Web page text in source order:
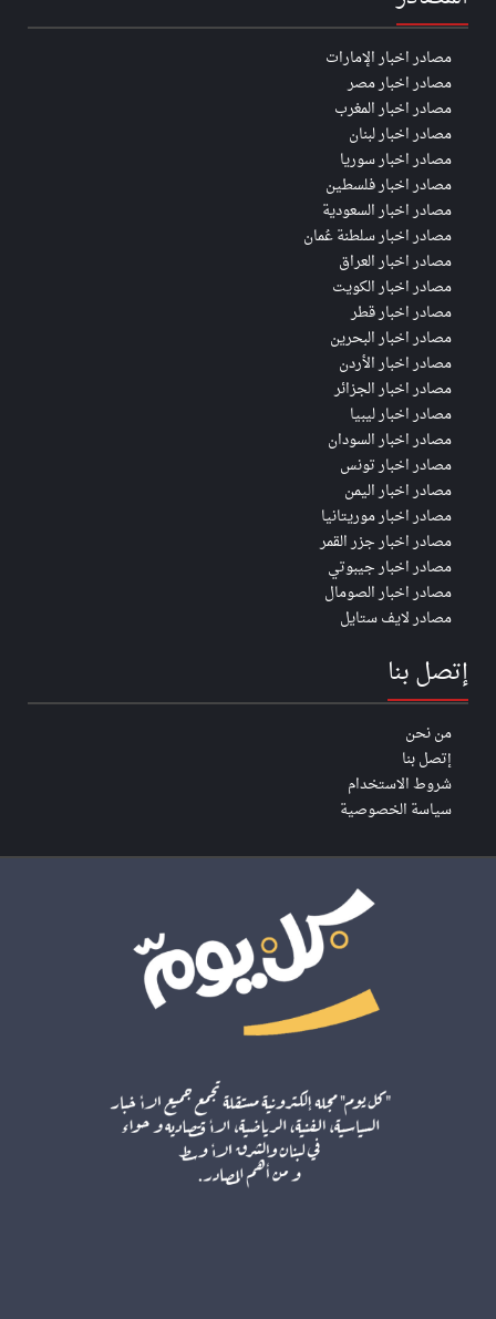
مصادر اخبار الإمارات
مصادر اخبار مصر
مصادر اخبار المغرب
مصادر اخبار لبنان
مصادر اخبار سوريا
مصادر اخبار فلسطين
مصادر اخبار السعودية
مصادر اخبار سلطنة عُمان
مصادر اخبار العراق
مصادر اخبار الكويت
مصادر اخبار قطر
مصادر اخبار البحرين
مصادر اخبار الأردن
مصادر اخبار الجزائر
مصادر اخبار ليبيا
مصادر اخبار السودان
مصادر اخبار تونس
مصادر اخبار اليمن
مصادر اخبار موريتانيا
مصادر اخبار جزر القمر
مصادر اخبار جيبوتي
مصادر اخبار الصومال
مصادر لايف ستايل
إتصل بنا
من نحن
إتصل بنا
شروط الاستخدام
سياسة الخصوصية